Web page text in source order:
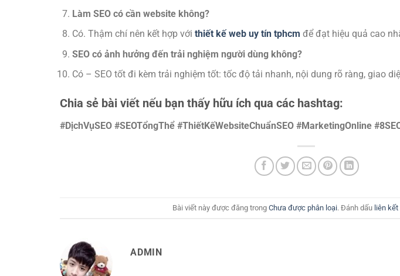
Làm SEO có cần website không?
Có. Thậm chí nên kết hợp với thiết kế web uy tín tphcm để đạt hiệu quả cao
SEO có ảnh hưởng đến trải nghiệm người dùng không?
Có – SEO tốt đi kèm trải nghiệm tốt: tốc độ tải nhanh, nội dung rõ ràng, giao
Chia sẻ bài viết nếu bạn thấy hữu ích qua các hashtag:
#DịchVụSEO #SEOTổngThể #ThiếtKếWebsiteChuẩnSEO #MarketingOnline
Bài viết này được đăng trong Chưa được phân loại. Đánh dấu liên
ADMIN